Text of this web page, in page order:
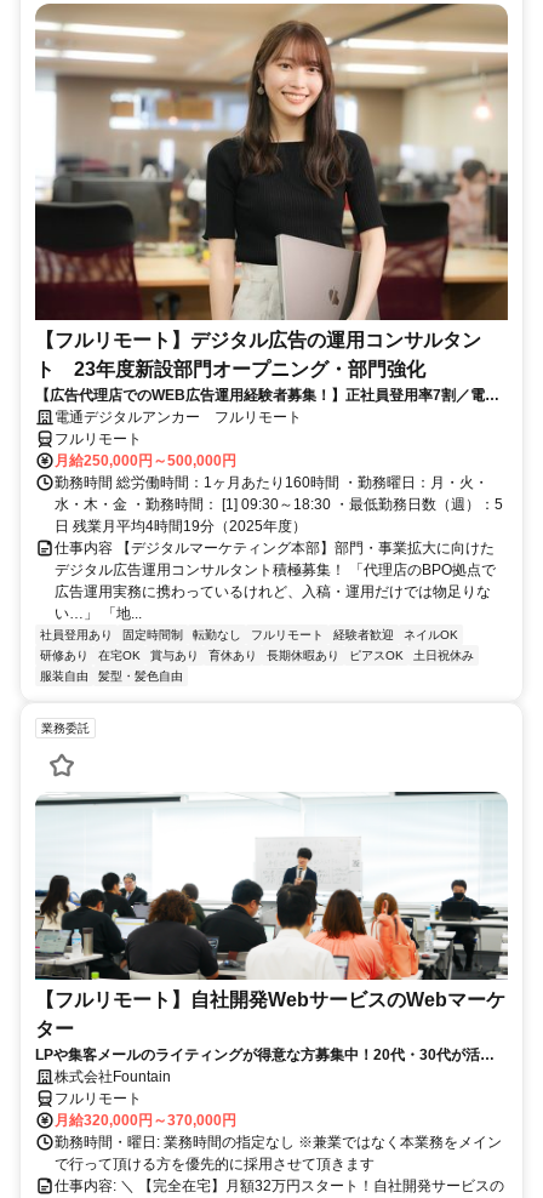
【フルリモート】デジタル広告の運用コンサルタン
ト 23年度新設部門オープニング・部門強化
【広告代理店でのWEB広告運用経験者募集！】正社員登用率7割／電通
G／全国×完全在宅／年休126日・土日祝休み／残業月平均4時間19分
電通デジタルアンカー フルリモート
フルリモート
月給250,000円～500,000円
勤務時間 総労働時間：1ヶ月あたり160時間 ・勤務曜日：月・火・
水・木・金 ・勤務時間： [1] 09:30～18:30 ・最低勤務日数（週）：5
日 残業月平均4時間19分（2025年度）
仕事内容 【デジタルマーケティング本部】部門・事業拡大に向けた
デジタル広告運用コンサルタント積極募集！ 「代理店のBPO拠点で
広告運用実務に携わっているけれど、入稿・運用だけでは物足りな
い…」 「地...
社員登用あり 固定時間制 転勤なし フルリモート 経験者歓迎
ネイルOK
研修あり
在宅OK 賞与あり 育休あり 長期休暇あり ピアスOK
土日祝休み
服装自由
髪型・髪色自由
業務委託
【フルリモート】自社開発WebサービスのWebマーケ
ター
LPや集客メールのライティングが得意な方募集中！20代・30代が活躍
している職場です！
株式会社Fountain
フルリモート
月給320,000円～370,000円
勤務時間・曜日: 業務時間の指定なし ※兼業ではなく本業務をメイン
で行って頂ける方を優先的に採用させて頂きます
仕事内容: ＼ 【完全在宅】月額32万円スタート！自社開発サービスの